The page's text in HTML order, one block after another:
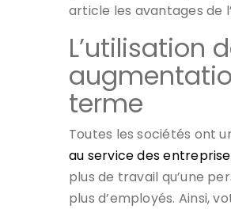
article les avantages de
L’utilisation
terme
Toutes les sociétés ont
au service des
plus de travail qu’une
plus d’employés. Ainsi,